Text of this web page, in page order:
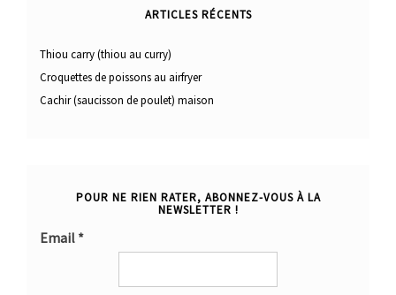
ARTICLES RÉCENTS
Thiou carry (thiou au curry)
Croquettes de poissons au airfryer
Cachir (saucisson de poulet) maison
POUR NE RIEN RATER, ABONNEZ-VOUS À LA
NEWSLETTER !
Email *